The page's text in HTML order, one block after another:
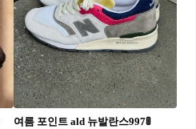
여름 포인트 ald 뉴발란스997🚦